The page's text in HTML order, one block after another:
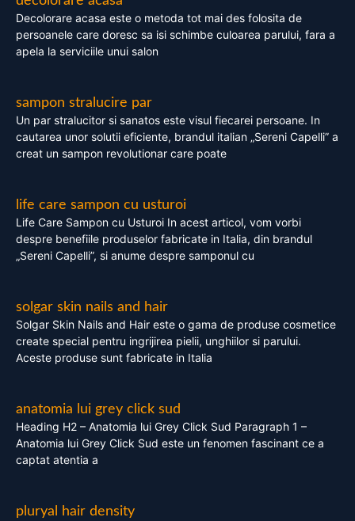
Decolorare acasa este o metoda tot mai des folosita de
persoanele care doresc sa isi schimbe culoarea parului, fara a
apela la serviciile unui salon
sampon stralucire par
Un par stralucitor si sanatos este visul fiecarei persoane. In
cautarea unor solutii eficiente, brandul italian „Sereni Capelli” a
creat un sampon revolutionar care poate
life care sampon cu usturoi
Life Care Sampon cu Usturoi In acest articol, vom vorbi
despre benefiile produselor fabricate in Italia, din brandul
„Sereni Capelli”, si anume despre samponul cu
solgar skin nails and hair
Solgar Skin Nails and Hair este o gama de produse cosmetice
create special pentru ingrijirea pielii, unghiilor si parului.
Aceste produse sunt fabricate in Italia
anatomia lui grey click sud
Heading H2 – Anatomia lui Grey Click Sud Paragraph 1 –
Anatomia lui Grey Click Sud este un fenomen fascinant ce a
captat atentia a
pluryal hair density